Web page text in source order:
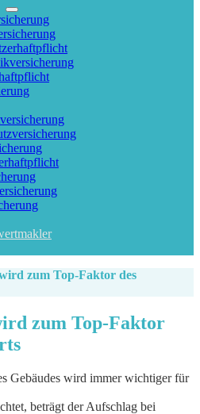
zum Top-Faktor des
zum Top-Faktor
Gebäudes wird immer wichtiger für
beträgt der Aufschlag bei